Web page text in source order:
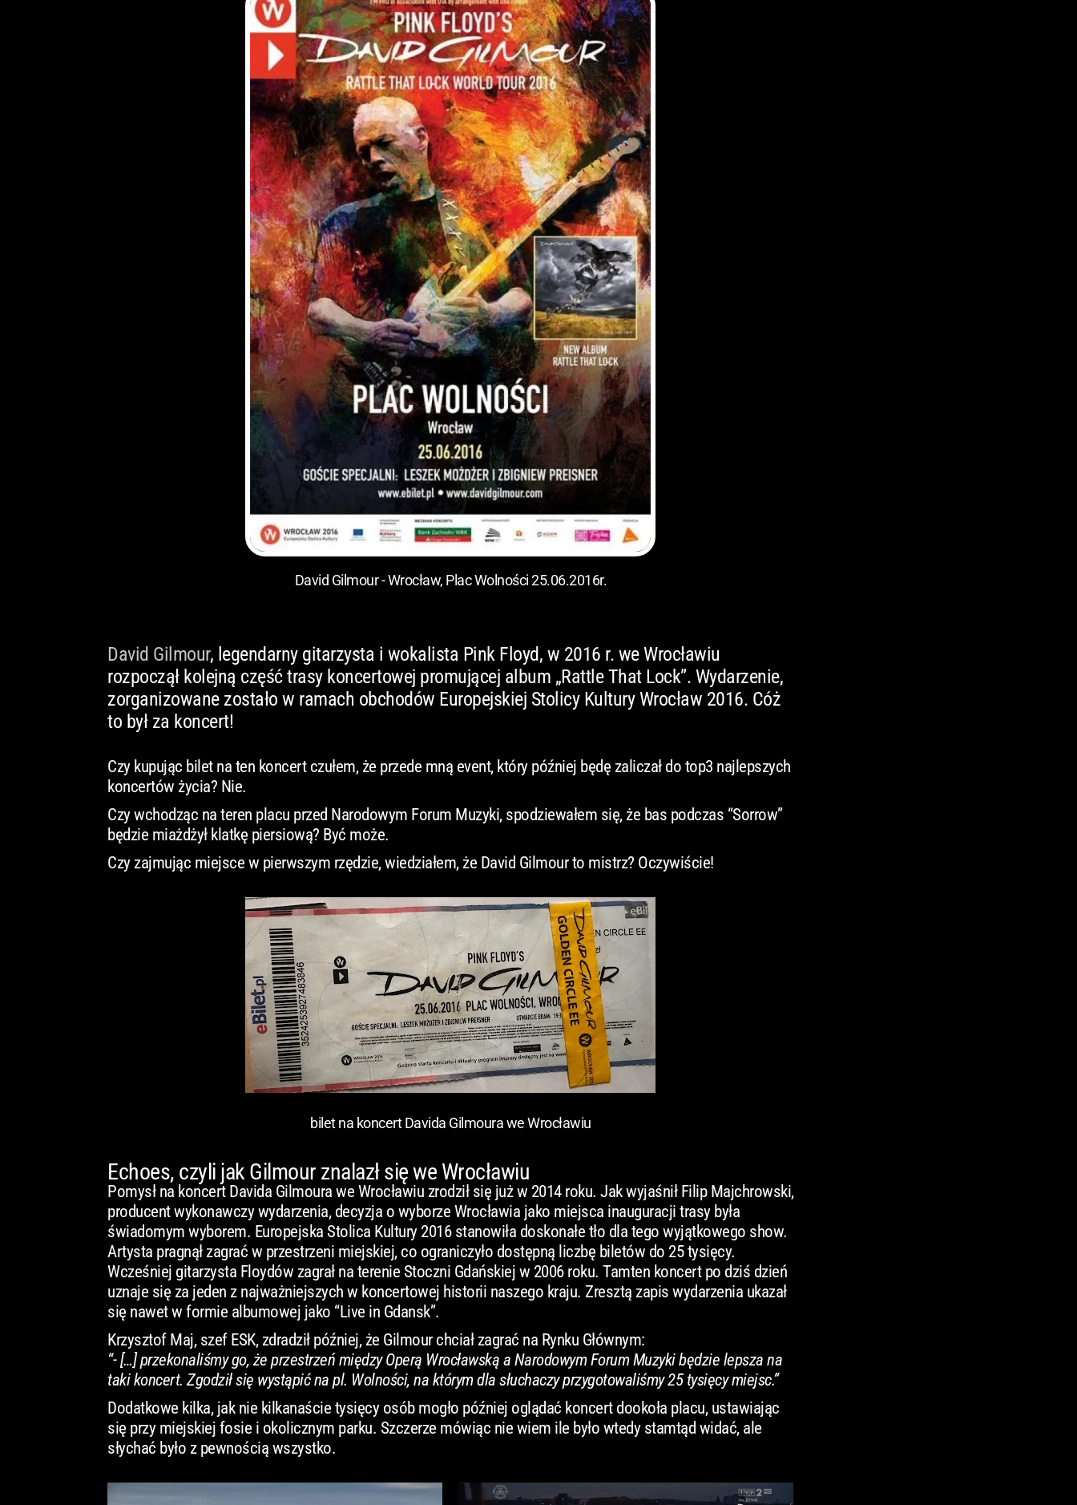
David Gilmour - Wrocław, Plac Wolności 25.06.2016r.
David Gilmour, legendarny gitarzysta i wokalista Pink Floyd, w 2016 r. we Wrocławiu
rozpoczął kolejną część trasy koncertowej promującej album „Rattle That Lock”. Wydarzenie,
zorganizowane zostało w ramach obchodów Europejskiej Stolicy Kultury Wrocław 2016. Cóż
to był za koncert!
Czy kupując bilet na ten koncert czułem, że przede mną event, który później będę zaliczał do top3 najlepszych
koncertów życia? Nie.
Czy wchodząc na teren placu przed Narodowym Forum Muzyki, spodziewałem się, że bas podczas “Sorrow”
będzie miażdżył klatkę piersiową? Być może.
Czy zajmując miejsce w pierwszym rzędzie, wiedziałem, że David Gilmour to mistrz? Oczywiście!
bilet na koncert Davida Gilmoura we Wrocławiu
Echoes, czyli jak Gilmour znalazł się we Wrocławiu
Pomysł na koncert Davida Gilmoura we Wrocławiu zrodził się już w 2014 roku. Jak wyjaśnił Filip Majchrowski,
producent wykonawczy wydarzenia, decyzja o wyborze Wrocławia jako miejsca inauguracji trasy była
świadomym wyborem. Europejska Stolica Kultury 2016 stanowiła doskonałe tło dla tego wyjątkowego show.
Artysta pragnął zagrać w przestrzeni miejskiej, co ograniczyło dostępną liczbę biletów do 25 tysięcy.
Wcześniej gitarzysta Floydów zagrał na terenie Stoczni Gdańskiej w 2006 roku. Tamten koncert po dziś dzień
uznaje się za jeden z najważniejszych w koncertowej historii naszego kraju. Zresztą zapis wydarzenia ukazał
się nawet w formie albumowej jako “Live in Gdansk”.
Krzysztof Maj, szef ESK, zdradził później, że Gilmour chciał zagrać na Rynku Głównym:
“- […] przekonaliśmy go, że przestrzeń między Operą Wrocławską a Narodowym Forum Muzyki będzie lepsza na
taki koncert. Zgodził się wystąpić na pl. Wolności, na którym dla słuchaczy przygotowaliśmy 25 tysięcy miejsc.”
Dodatkowe kilka, jak nie kilkanaście tysięcy osób mogło później oglądać koncert dookoła placu, ustawiając
się przy miejskiej fosie i okolicznym parku. Szczerze mówiąc nie wiem ile było wtedy stamtąd widać, ale
słychać było z pewnością wszystko.